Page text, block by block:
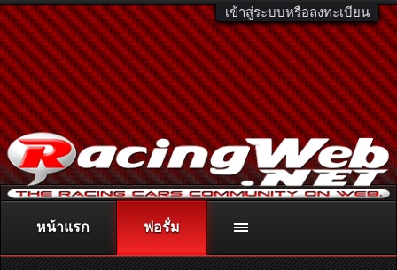
เข้าสู่ระบบหรือลงทะเบียน
ติดต่อลงโฆษณา racingweb@gmail.comหรือโทร. 081-811-1138
หรืออ่านรายละเอียดเพิ่มเติม คลิกที่นี่
หน้าแรก ฟอรั่ม